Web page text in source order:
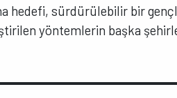
hedefi, sürdürülebilir bir
yöntemlerin başka